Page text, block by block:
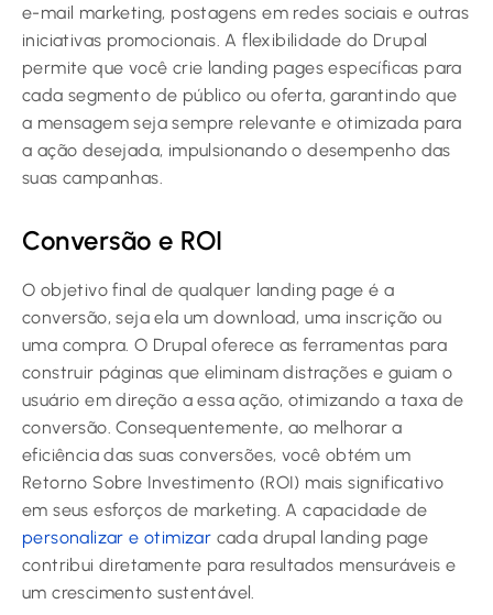
e-mail marketing, postagens em redes sociais e outras
iniciativas promocionais. A flexibilidade do Drupal
permite que você crie landing pages específicas para
cada segmento de público ou oferta, garantindo que
a mensagem seja sempre relevante e otimizada para
a ação desejada, impulsionando o desempenho das
suas campanhas.
Conversão e ROI
O objetivo final de qualquer landing page é a
conversão, seja ela um download, uma inscrição ou
uma compra. O Drupal oferece as ferramentas para
construir páginas que eliminam distrações e guiam o
usuário em direção a essa ação, otimizando a taxa de
conversão. Consequentemente, ao melhorar a
eficiência das suas conversões, você obtém um
Retorno Sobre Investimento (ROI) mais significativo
em seus esforços de marketing. A capacidade de
personalizar e otimizar cada drupal landing page
contribui diretamente para resultados mensuráveis e
um crescimento sustentável.